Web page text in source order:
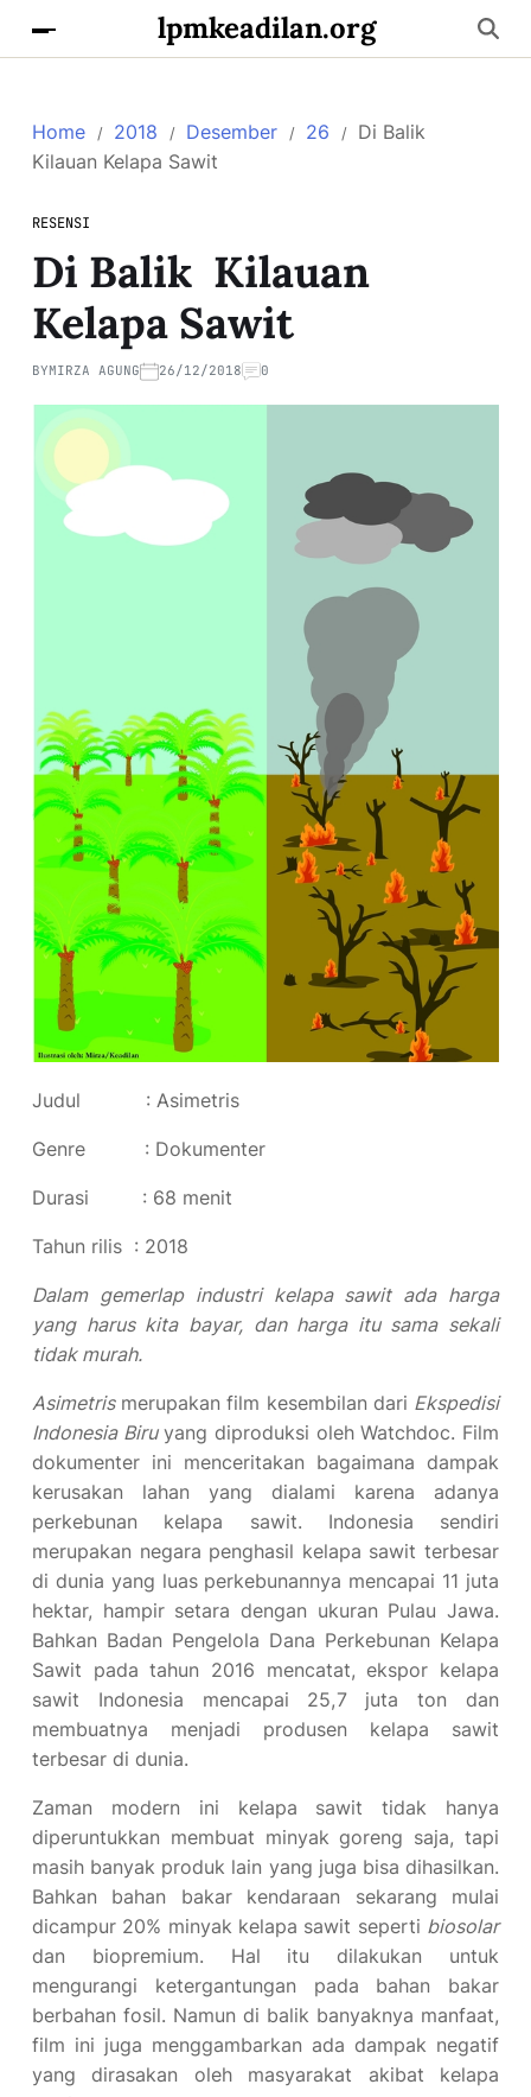
lpmkeadilan.org
Home 2018 Desember 26
Di Balik
Kilauan Kelapa Sawit
RESENSI
Di Balik Kilauan
Kelapa Sawit
BYMIRZA AGUNG 26/12/2018 0
Judul : Asimetris
Genre : Dokumenter
Durasi : 68 menit
Tahun rilis : 2018
Dalam gemerlap industri kelapa sawit ada harga
yang harus kita bayar, dan harga itu sama sekali
tidak murah.
Asimetrismerupakan film kesembilan dari Ekspedisi
Indonesia Biruyang diproduksi oleh Watchdoc. Film
dokumenter ini menceritakan bagaimana dampak
kerusakan lahan yang dialami karena adanya
perkebunan kelapa sawit. Indonesia sendiri
merupakan negara penghasil kelapa sawit terbesar
di dunia yang luas perkebunannya mencapai 11 juta
hektar, hampir setara dengan ukuran Pulau Jawa.
Bahkan Badan Pengelola Dana Perkebunan Kelapa
Sawit pada tahun 2016 mencatat, ekspor kelapa
sawit Indonesia mencapai 25,7 juta ton dan
membuatnya menjadi produsen kelapa sawit
terbesar di dunia.
Zaman modern ini kelapa sawit tidak hanya
diperuntukkan membuat minyak goreng saja, tapi
masih banyak produk lain yang juga bisa dihasilkan.
Bahkan bahan bakar kendaraan sekarang mulai
dicampur 20% minyak kelapa sawit seperti biosolar
dan biopremium. Hal itu dilakukan untuk
mengurangi ketergantungan pada bahan bakar
berbahan fosil. Namun di balik banyaknya manfaat,
film ini juga menggambarkan ada dampak negatif
yang dirasakan oleh masyarakat akibat kelapa